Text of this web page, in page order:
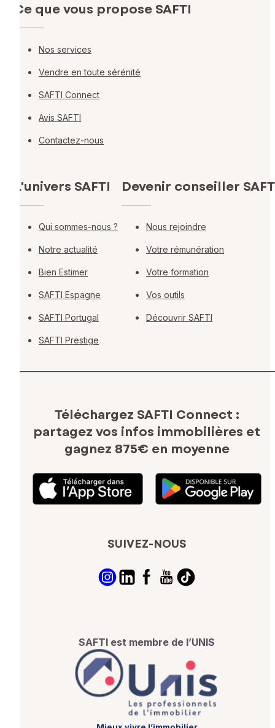
Ce que vous propose SAFTI
Nos services
Vendre en toute sérénité
SAFTI Connect
Avis SAFTI
Contactez-nous
L'univers SAFTI
Qui sommes-nous ?
Notre actualité
Bien Estimer
SAFTI Espagne
SAFTI Portugal
SAFTI Prestige
Devenir conseiller
Nous rejoindre
Votre rémunération
Votre formation
Vos outils
Découvrir SAFTI
Téléchargez SAFTI Connect :
partagez vos infos immobilières et
gagnez 875€ en moyenne
SUIVEZ-NOUS
SAFTI est membre de l’UNIS